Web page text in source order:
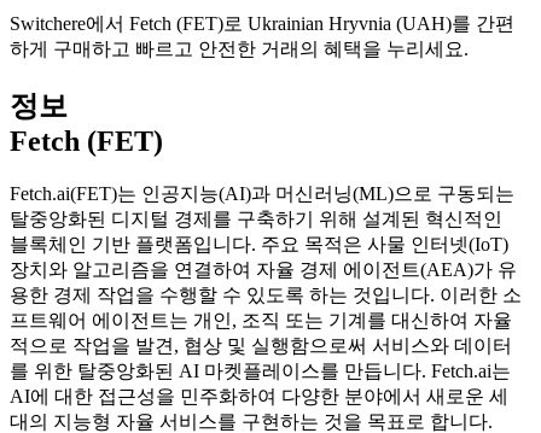
Switchere에서 Fetch (FET)로 Ukrainian Hryvnia (UAH)를 간편
하게 구매하고 빠르고 안전한 거래의 혜택을 누리세요.
정보
Fetch (FET)
Fetch.ai(FET)는 인공지능(AI)과 머신러닝(ML)으로 구동되는
탈중앙화된 디지털 경제를 구축하기 위해 설계된 혁신적인
블록체인 기반 플랫폼입니다. 주요 목적은 사물 인터넷(IoT)
장치와 알고리즘을 연결하여 자율 경제 에이전트(AEA)가 유
용한 경제 작업을 수행할 수 있도록 하는 것입니다. 이러한 소
프트웨어 에이전트는 개인, 조직 또는 기계를 대신하여 자율
적으로 작업을 발견, 협상 및 실행함으로써 서비스와 데이터
를 위한 탈중앙화된 AI 마켓플레이스를 만듭니다. Fetch.ai는
AI에 대한 접근성을 민주화하여 다양한 분야에서 새로운 세
대의 지능형 자율 서비스를 구현하는 것을 목표로 합니다.